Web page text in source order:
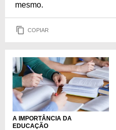
mesmo.
COPIAR
A IMPORTÂNCIA DA
EDUCAÇÃO